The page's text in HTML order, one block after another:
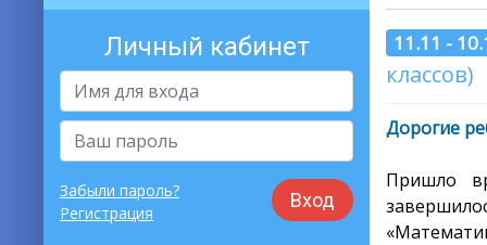
Личный кабинет
Вход
Забыли пароль?
Регистрация
11.11 -
классов)
Дорогие
Пришло